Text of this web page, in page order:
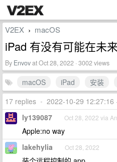
V2EX › macOS
iPad 有没有可能在未
By Envovat Oct 28, 2022 · 3002 views
macOS iPad 安装
17 replies • 2022-10-29 12:27:16
ly139087 Oct 28, 2022 via
Apple:no way
lakehylia Oct 28, 2022